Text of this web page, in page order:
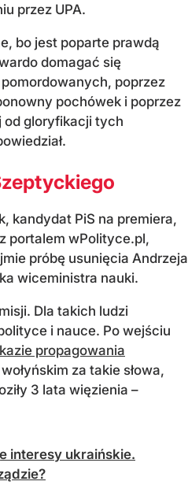
przez UPA.
bo jest poparte prawdą
domagać się
poprzez
pochówek i poprzez
od gloryfikacji tych
kandydat PiS na premiera,
portalem wPolityce.pl,
próbę usunięcia Andrzeja
wiceministra nauki.
Dla takich ludzi
i nauce. Po wejściu
propagowania
za takie słowa,
3 lata więzienia –
interesy ukraińskie.